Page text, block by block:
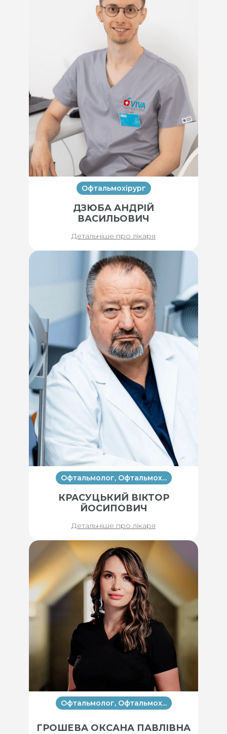
Офтальмохірург
ДЗЮБА АНДРІЙ
ВАСИЛЬОВИЧ
Детальніше про лікаря
Офтальмолог, Офтальмох...
КРАСУЦЬКИЙ ВІКТОР
ЙОСИПОВИЧ
Детальніше про лікаря
Офтальмолог, Офтальмох...
ГРОШЕВА ОКСАНА ПАВЛІВНА